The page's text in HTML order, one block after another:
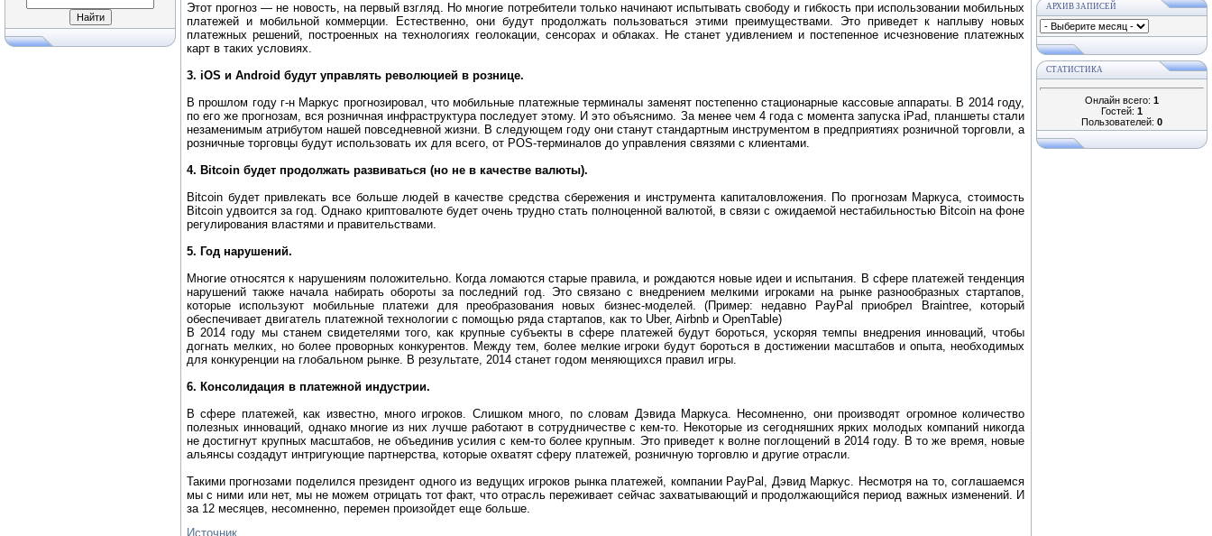
Этот прогноз — не новость, на первый взгляд. Но многие потребители только начинают испытывать свободу и гибкость при использовании мобильных
платежей и мобильной коммерции. Естественно, они будут продолжать пользоваться этими преимуществами. Это приведет к наплыву новых
платежных решений, построенных на технологиях геолокации, сенсорах и облаках. Не станет удивлением и постепенное исчезновение платежных
карт в таких условиях.
3. iOS и Android будут управлять революцией в рознице.
В прошлом году г-н Маркус прогнозировал, что мобильные платежные терминалы заменят постепенно стационарные кассовые аппараты. В 2014 году,
по его же прогнозам, вся розничная инфраструктура последует этому. И это объяснимо. За менее чем 4 года с момента запуска iPad, планшеты стали
незаменимым атрибутом нашей повседневной жизни. В следующем году они станут стандартным инструментом в предприятиях розничной торговли, а
розничные торговцы будут использовать их для всего, от POS-терминалов до управления связями с клиентами.
4. Bitcoin будет продолжать развиваться (но не в качестве валюты).
Bitcoin будет привлекать все больше людей в качестве средства сбережения и инструмента капиталовложения. По прогнозам Маркуса, стоимость
Bitcoin удвоится за год. Однако криптовалюте будет очень трудно стать полноценной валютой, в связи с ожидаемой нестабильностью Bitcoin на фоне
регулирования властями и правительствами.
5. Год нарушений.
Многие относятся к нарушениям положительно. Когда ломаются старые правила, и рождаются новые идеи и испытания. В сфере платежей тенденция
нарушений также начала набирать обороты за последний год. Это связано с внедрением мелкими игроками на рынке разнообразных стартапов,
которые используют мобильные платежи для преобразования новых бизнес-моделей. (Пример: недавно PayPal приобрел Braintree, который
обеспечивает двигатель платежной технологии с помощью ряда стартапов, как то Uber, Airbnb и OpenTable)
В 2014 году мы станем свидетелями того, как крупные субъекты в сфере платежей будут бороться, ускоряя темпы внедрения инноваций, чтобы
догнать мелких, но более проворных конкурентов. Между тем, более мелкие игроки будут бороться в достижении масштабов и опыта, необходимых
для конкуренции на глобальном рынке. В результате, 2014 станет годом меняющихся правил игры.
6. Консолидация в платежной индустрии.
В сфере платежей, как известно, много игроков. Слишком много, по словам Дэвида Маркуса. Несомненно, они производят огромное количество
полезных инноваций, однако многие из них лучше работают в сотрудничестве с кем-то. Некоторые из сегодняшних ярких молодых компаний никогда
не достигнут крупных масштабов, не объединив усилия с кем-то более крупным. Это приведет к волне поглощений в 2014 году. В то же время, новые
альянсы создадут интригующие партнерства, которые охватят сферу платежей, розничную торговлю и другие отрасли.
Такими прогнозами поделился президент одного из ведущих игроков рынка платежей, компании PayPal, Дэвид Маркус. Несмотря на то, соглашаемся
мы с ними или нет, мы не можем отрицать тот факт, что отрасль переживает сейчас захватывающий и продолжающийся период важных изменений. И
за 12 месяцев, несомненно, перемен произойдет еще больше.
Источник.
АРХИВ ЗАПИСЕЙ
СТАТИСТИКА
Онлайн всего: 1
Гостей: 1
Пользователей: 0